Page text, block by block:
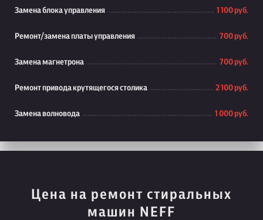
Замена блока управления 1 100 руб.
Ремонт/замена платы управления 700 руб.
Замена магнетрона 700 руб.
Ремонт привода крутящегося столика 2 100 руб.
Замена волновода 1 000 руб.
Цена на ремонт стиральных
машин NEFF